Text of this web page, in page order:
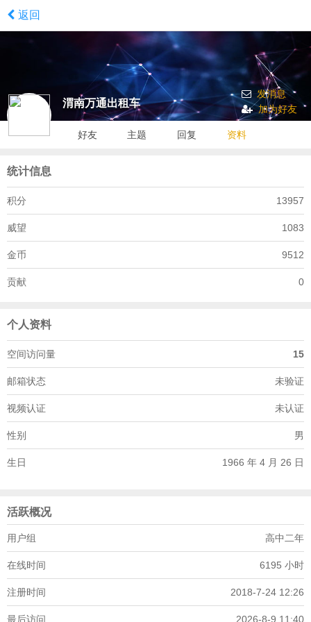
返回
渭南万通出租车
发消息
加为好友
好友 主题 回复 资料
统计信息
积分 13957
威望 1083
金币 9512
贡献 0
个人资料
空间访问量 15
邮箱状态 未验证
视频认证 未认证
性别 男
生日 1966 年 4 月 26 日
活跃概况
用户组 高中二年
在线时间 6195 小时
注册时间 2018-7-24 12:26
最后访问 2026-8-9 11:40